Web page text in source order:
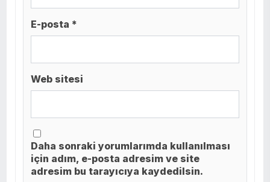
E-posta *
Web sitesi
Daha sonraki yorumlarımda kullanılması
için adım, e-posta adresim ve site
adresim bu tarayıcıya kaydedilsin.